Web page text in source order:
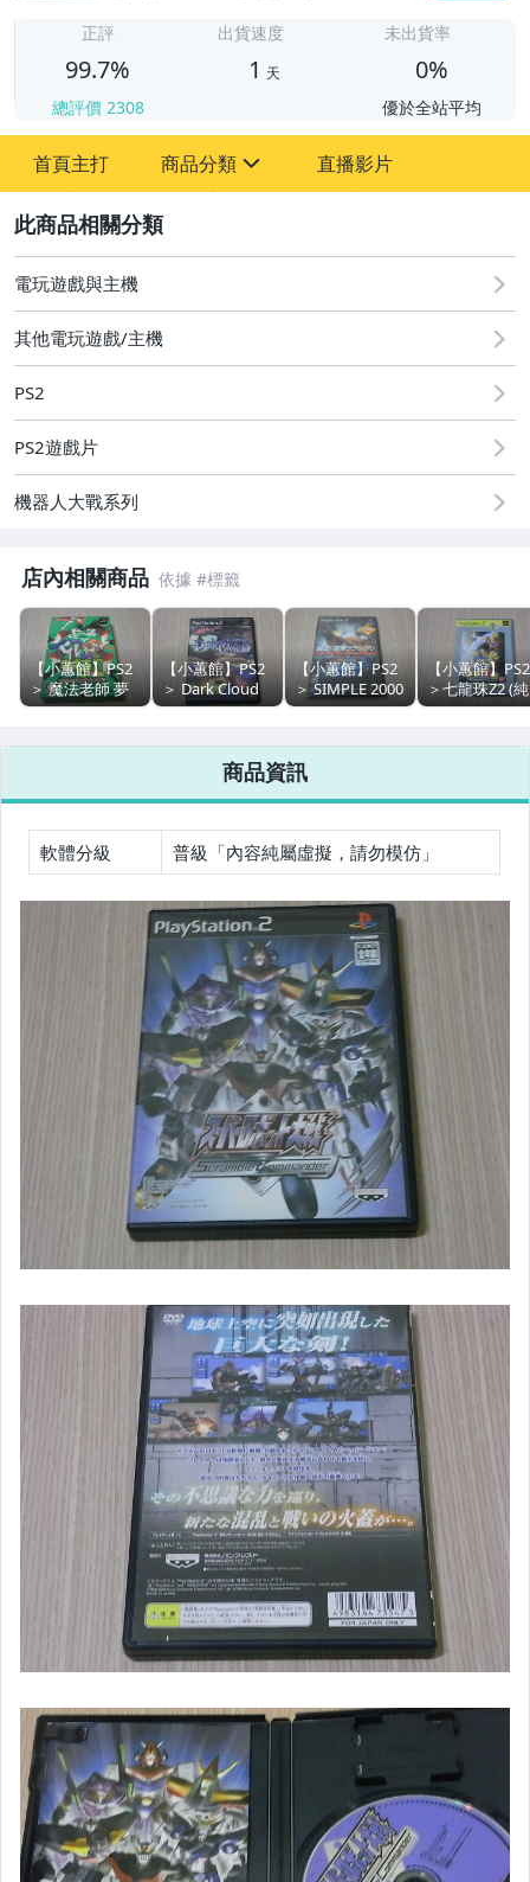
正評
99.7%
總評價 2308
出貨速度
1 天
未出貨率
0%
優於全站平均
首頁主打 商品分類
PS
PS2
PSP
PSV
DSi
NDS
NDS 【祼卡】
3DS 【需日規機】
XBOX
Wii
FC 紅白機【祼卡】
FC 紅白機【盒裝】
SFC 超任 【祼卡】
SFC 超任 【盒裝】
SNK
PC-E 【卡匣】
PC-E 【CD】
PC-FX
NGC
直播影片
電玩遊戲與主機
其他電玩遊戲/主機
PS2
PS2遊戲片
機器人大戰系列
店內相關商品
【小蕙館】PS2
＞ 魔法老師 夢
幻戰略 舞姬版 ~
A
【小蕙館】PS2
＞ Dark Cloud
闇雲 (純日版)
【小蕙館】PS2
＞ SIMPLE 2000
終極系列：
嘩鬥車 (純日版)
全新品
【小蕙館】PS2
＞七龍珠Z2 (純
日best版)
商品資訊
軟體分級 普級「內容純屬虛擬，請勿模仿」